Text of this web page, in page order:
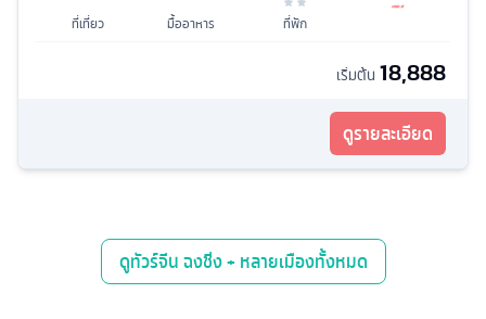
ที่เที่ยว มื้ออาหาร ที่พัก
เริ่มต้น 18,888
ดูรายละเอียด
ดูทัวร์จีน ฉงชิ่ง + หลายเมืองทั้งหมด